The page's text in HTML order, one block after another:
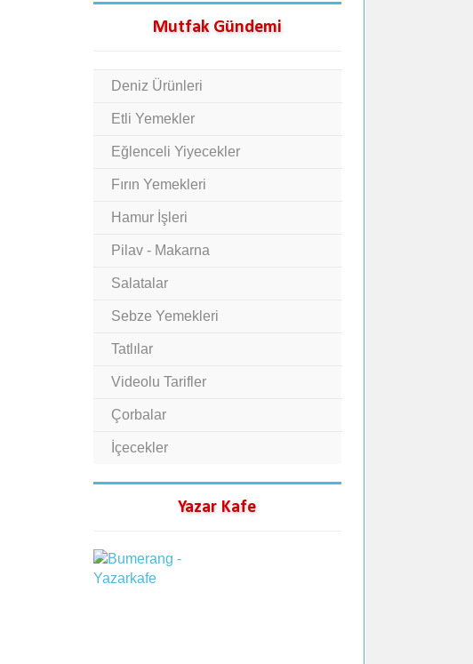
Mutfak Gündemi
Deniz Ürünleri
Etli Yemekler
Eğlenceli Yiyecekler
Fırın Yemekleri
Hamur İşleri
Pilav - Makarna
Salatalar
Sebze Yemekleri
Tatlılar
Videolu Tarifler
Çorbalar
İçecekler
Yazar Kafe